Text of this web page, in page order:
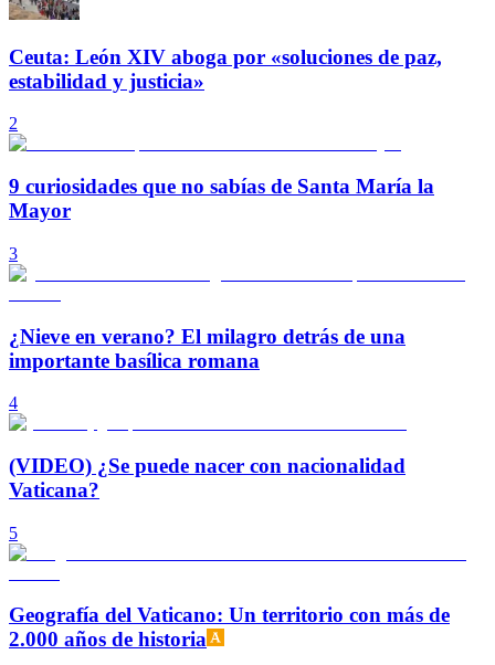
Ceuta: León XIV aboga por «soluciones de paz,
estabilidad y justicia»
2
9 curiosidades que no sabías de Santa María la
Mayor
3
¿Nieve en verano? El milagro detrás de una
importante basílica romana
4
(VIDEO) ¿Se puede nacer con nacionalidad
Vaticana?
5
Geografía del Vaticano: Un territorio con más de
2.000 años de historia